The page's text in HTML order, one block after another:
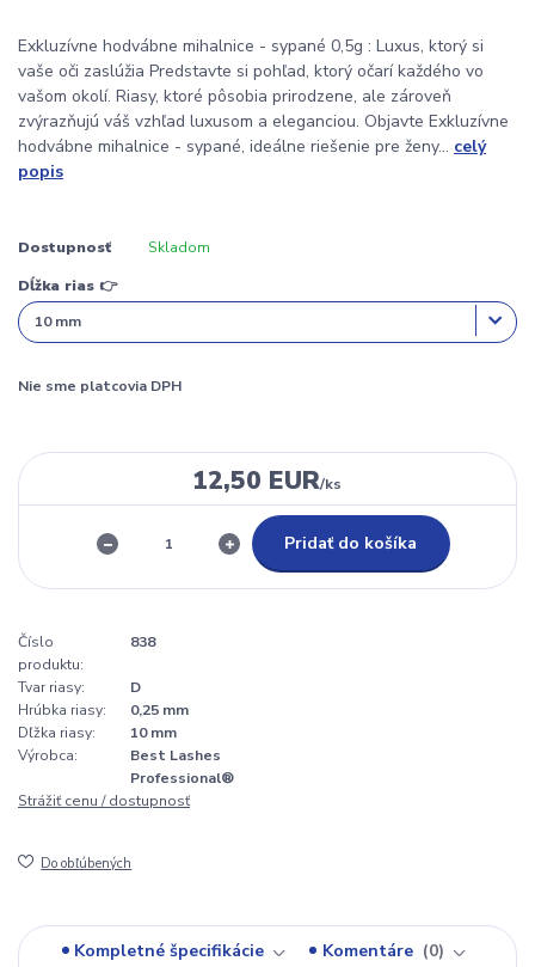
Exkluzívne hodvábne mihalnice - sypané 0,5g : Luxus, ktorý si
vaše oči zaslúžia Predstavte si pohľad, ktorý očarí každého vo
vašom okolí. Riasy, ktoré pôsobia prirodzene, ale zároveň
zvýrazňujú váš vzhľad luxusom a eleganciou. Objavte Exkluzívne
hodvábne mihalnice - sypané, ideálne riešenie pre ženy... celý
popis
Dostupnosť Skladom
Dĺžka rias 👉
Nie sme platcovia DPH
12,50 EUR/ks
Pridať do košíka
Číslo
produktu:
838
Tvar riasy:
D
Hrúbka riasy:
0,25 mm
Dľžka riasy:
10 mm
Výrobca:
Best Lashes
Professional®
Strážiť cenu / dostupnosť
Do obľúbených
Kompletné špecifikácie Komentáre
0